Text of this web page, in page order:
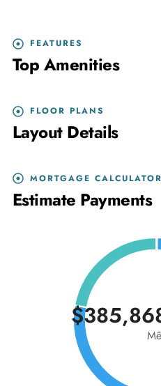
FEATURES
Top Amenities
FLOOR PLANS
Layout Details
MORTGAGE CALCULATOR
Estimate Payments